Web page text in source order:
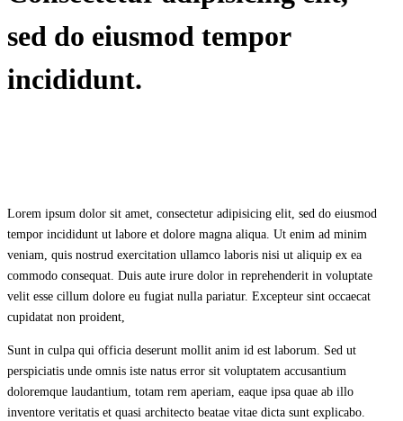
sed do eiusmod tempor
incididunt.
Lorem ipsum dolor sit amet, consectetur adipisicing elit, sed do eiusmod
tempor incididunt ut labore et dolore magna aliqua. Ut enim ad minim
veniam, quis nostrud exercitation ullamco laboris nisi ut aliquip ex ea
commodo consequat. Duis aute irure dolor in reprehenderit in voluptate
velit esse cillum dolore eu fugiat nulla pariatur. Excepteur sint occaecat
cupidatat non proident,
Sunt in culpa qui officia deserunt mollit anim id est laborum. Sed ut
perspiciatis unde omnis iste natus error sit voluptatem accusantium
doloremque laudantium, totam rem aperiam, eaque ipsa quae ab illo
inventore veritatis et quasi architecto beatae vitae dicta sunt explicabo.